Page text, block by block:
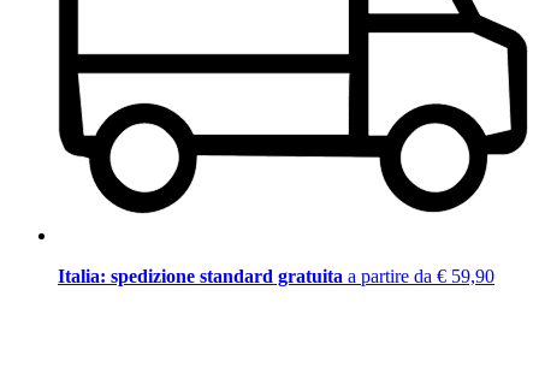
Italia: spedizione standard gratuita a partire da € 59,90